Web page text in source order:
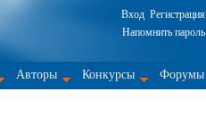
Вход Регистрация
Напомнить пароль
Авторы Конкурсы Форумы